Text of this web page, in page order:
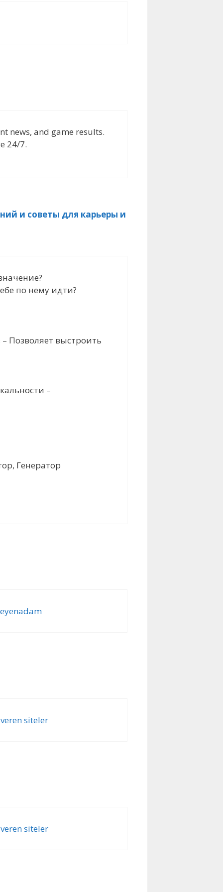
news, and game results.
24/7.
и советы для карьеры и
по нему идти?
Позволяет выстроить
–
Генератор
siteler
siteler